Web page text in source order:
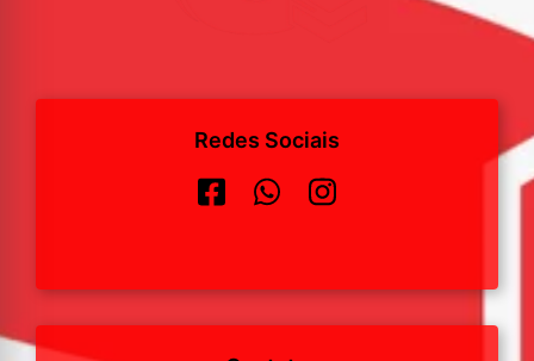
Redes Sociais